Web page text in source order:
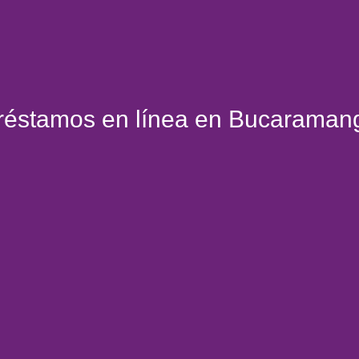
en línea en